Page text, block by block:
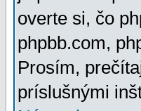
overte si, čo
phpbb.com,
Prosím,
príslušnými